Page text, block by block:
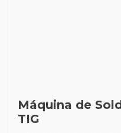
Máquina de
TIG